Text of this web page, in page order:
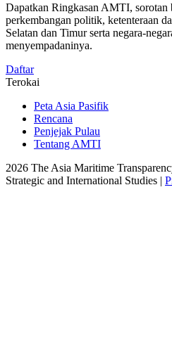
Dapatkan Ringkasan AMTI, sorotan
perkembangan politik, ketenteraan
Selatan dan Timur serta negara-
menyempadaninya.
Daftar
Terokai
Peta Asia Pasifik
Rencana
Penjejak Pulau
Tentang AMTI
2026 The Asia Maritime
Strategic and International Studies |